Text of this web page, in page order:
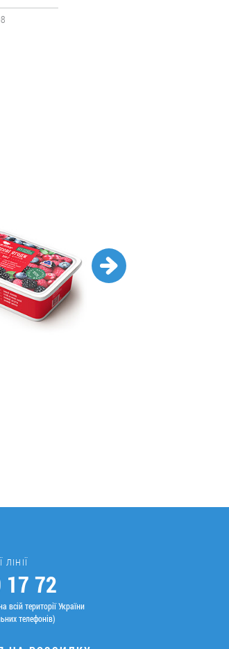
17 72
всій території України
телефонів)